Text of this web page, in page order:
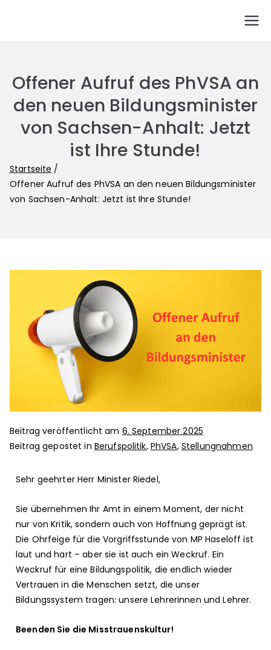
Fachgewerkschaft der Gymnasiallehrerinnen und
Offener Aufruf des PhVSA an
den neuen Bildungsminister
von Sachsen-Anhalt: Jetzt
ist Ihre Stunde!
Startseite
Offener Aufruf des PhVSA an den neuen Bildungsminister
von Sachsen-Anhalt: Jetzt ist Ihre Stunde!
Beitrag veröffentlicht am 6. September 2025
Beitrag gepostet in Berufspolitik, PhVSA, Stellungnahmen
Sehr geehrter Herr Minister Riedel,
Sie übernehmen Ihr Amt in einem Moment, der nicht
nur von Kritik, sondern auch von Hoffnung geprägt ist.
Die Ohrfeige für die Vorgriffsstunde von MP Haseloff ist
laut und hart – aber sie ist auch ein Weckruf. Ein
Weckruf für eine Bildungspolitik, die endlich wieder
Vertrauen in die Menschen setzt, die unser
Bildungssystem tragen: unsere Lehrerinnen und Lehrer.
Beenden Sie die Misstrauenskultur!